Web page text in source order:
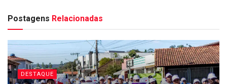
Postagens Relacionadas
DESTAQUE